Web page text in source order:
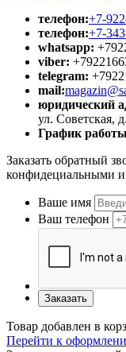
телефон:+7-
телефон:+7-
whatsapp:
viber:
telegram:
mail:
юридический
ул. Советская,
График
Заказать обратный
конфидециальными и
Ваше имя
Ваш телефон
Заказать
Товар добавлен в
Перейти к